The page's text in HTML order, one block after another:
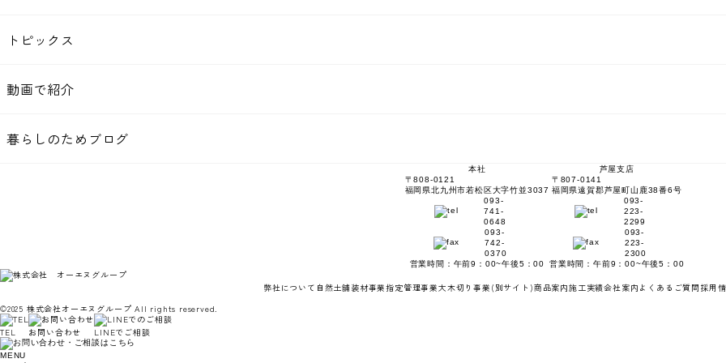
トピックス
動画で紹介
暮らしのためブログ
本社
〒808-0121
福岡県北九州市若松区大字竹並3037
093-
741-
0648
093-
742-
0370
営業時間：午前9：00~午後5：00
芦屋支店
〒807-0141
福岡県遠賀郡芦屋町山鹿38番6号
093-
223-
2299
093-
223-
2300
営業時間：午前9：00~午後5：00
弊社について 自然土舗装材事業指定管理事業大木切り事業 (別サイト)商品案内施工実績会社案内 よくあるご質問 採用
©2025 株式会社オーエヌグループ All rights reserved.
TEL
お問い合わせ LINEでご相談
MENU